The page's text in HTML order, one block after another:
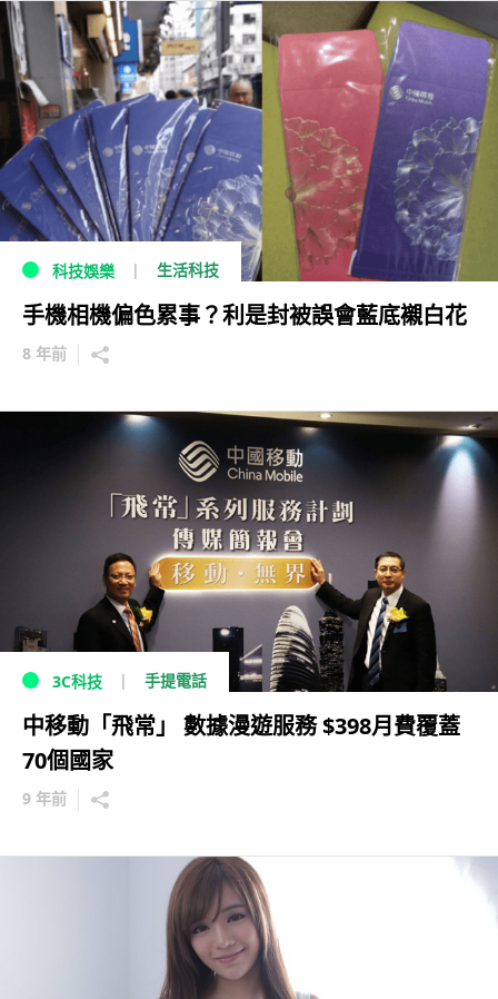
科技娛樂 生活科技
手機相機偏色累事？利是封被誤會藍底襯白花
8 年前
3C科技 手提電話
中移動「飛常」 數據漫遊服務 $398月費覆蓋
70個國家
9 年前